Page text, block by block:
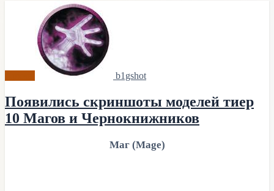
b1gshot
Появились скриншоты моделей тиер
10 Магов и Чернокнижников
Маг (Mage)